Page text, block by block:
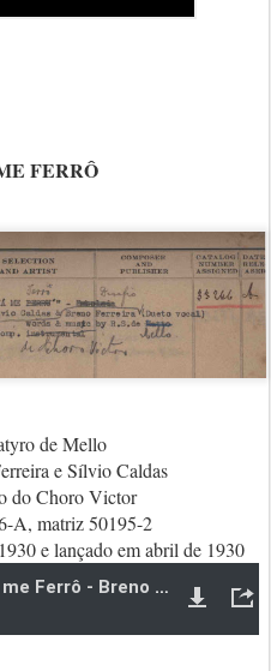
FERRÔ
de Mello
e Sílvio Caldas
do Choro Victor
A, matriz 50195-2
e lançado em abril de 1930